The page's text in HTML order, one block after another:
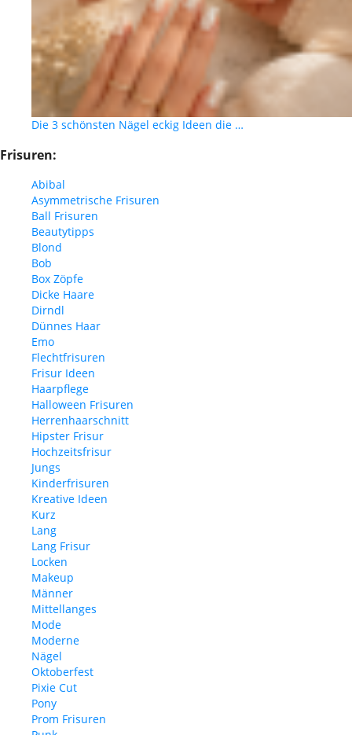
Die 3 schönsten Nägel eckig Ideen die …
Frisuren:
Abibal
Asymmetrische Frisuren
Ball Frisuren
Beautytipps
Blond
Bob
Box Zöpfe
Dicke Haare
Dirndl
Dünnes Haar
Emo
Flechtfrisuren
Frisur Ideen
Haarpflege
Halloween Frisuren
Herrenhaarschnitt
Hipster Frisur
Hochzeitsfrisur
Jungs
Kinderfrisuren
Kreative Ideen
Kurz
Lang
Lang Frisur
Locken
Makeup
Männer
Mittellanges
Mode
Moderne
Nägel
Oktoberfest
Pixie Cut
Pony
Prom Frisuren